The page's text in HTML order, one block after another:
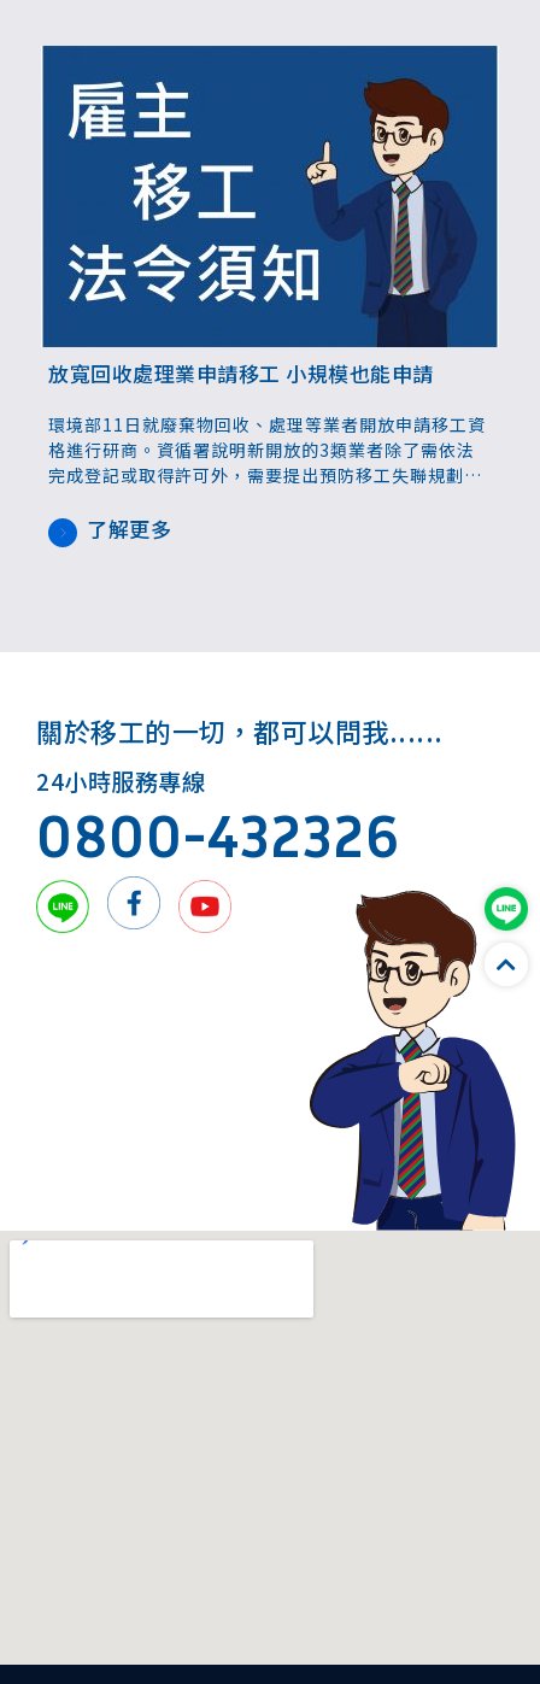
放寬回收處理業申請移工 小規模也能申請
環境部11日就廢棄物回收、處理等業者開放申請移工資
格進行研商。資循署說明新開放的3類業者除了需依法
完成登記或取得許可外，需要提出預防移工失聯規劃，
擔憂小規模廠商會請不了移工、工作調派等問題，勞動
部針對核配計算方式釋疑，也表示會在研議調派規定。
了解更多
關於移工的一切，都可以問我......
24小時服務專線
0800-432326